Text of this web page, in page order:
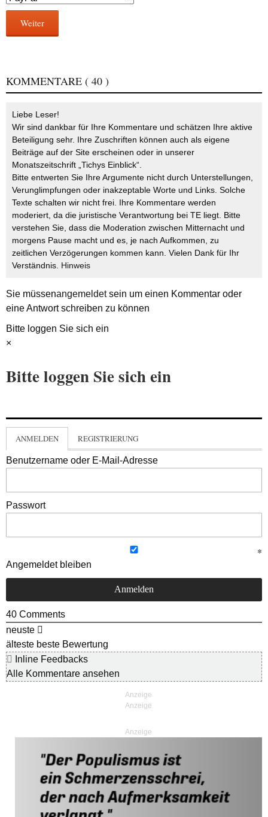
Weiter
KOMMENTARE ( 40 )
Liebe Leser!
Wir sind dankbar für Ihre Kommentare und schätzen Ihre aktive
Beteiligung sehr. Ihre Zuschriften können auch als eigene
Beiträge auf der Site erscheinen oder in unserer
Monatszeitschrift „Tichys Einblick“.
Bitte entwerten Sie Ihre Argumente nicht durch Unterstellungen,
Verunglimpfungen oder inakzeptable Worte und Links. Solche
Texte schalten wir nicht frei. Ihre Kommentare werden
moderiert, da die juristische Verantwortung bei TE liegt. Bitte
verstehen Sie, dass die Moderation zwischen Mitternacht und
morgens Pause macht und es, je nach Aufkommen, zu
zeitlichen Verzögerungen kommen kann. Vielen Dank für Ihr
Verständnis. Hinweis
Sie müssenangemeldetsein um einen Kommentar oder
eine Antwort schreiben zu können
Bitte loggen Sie sich ein
×
Bitte loggen Sie sich ein
ANMELDEN REGISTRIERUNG
Benutzername oder E-Mail-Adresse
Passwort
Angemeldet bleiben
40 Comments
neuste
älteste beste Bewertung
Inline Feedbacks
Alle Kommentare ansehen
Anzeige